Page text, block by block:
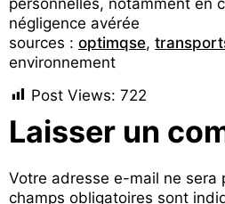
personnelles, notamment en
négligence avérée
sources : optimqse,
environnement
Post Views: 722
Laisser un
Votre adresse e-mail ne sera
champs obligatoires sont